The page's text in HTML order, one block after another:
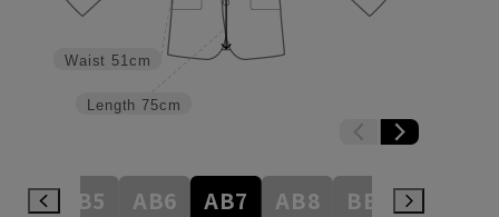
Length 75cm
Waist 51cm
AB5 AB6 AB7 AB8 BE3 BE4